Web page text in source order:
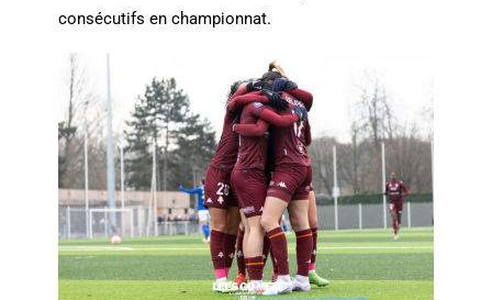
consécutifs en championnat.